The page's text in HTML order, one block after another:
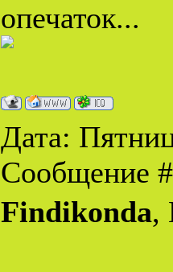
опечаток...
Дата:
Сообщение
Findikonda,